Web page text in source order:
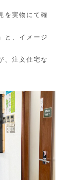
を実物にて確
と、イメージ
、注文住宅な